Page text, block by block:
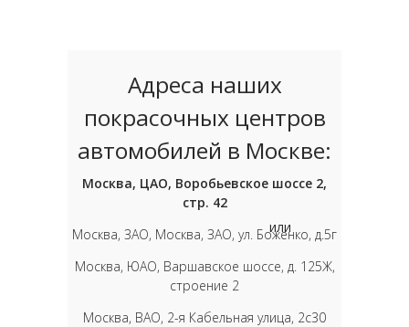
Адреса наших
покрасочных центров
автомобилей в Москве:
Москва, ЦАО, Воробьевское шоссе 2,
стр. 42
Москва, ЗАО, Москва, ЗАО, ул. Боженко, д.5г
Москва, ЮАО, Варшавское шоссе, д. 125Ж,
строение 2
Москва, ВАО, 2-я Кабельная улица, 2с30
или